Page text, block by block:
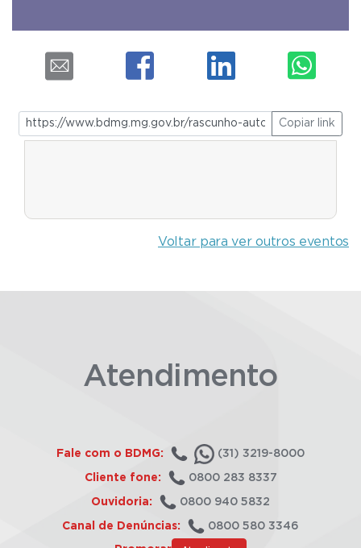
Copiar link
Voltar para ver outros eventos
Atendimento
Fale com o BDMG: (31) 3219-8000
Cliente fone: 0800 283 8337
Ouvidoria: 0800 940 5832
Canal de Denúncias: 0800 580 3346